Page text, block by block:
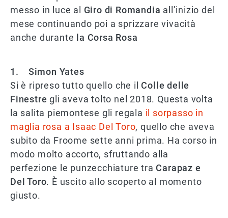
messo in luce al Giro di Romandia all’inizio del
mese continuando poi a sprizzare vivacità
anche durante la Corsa Rosa
1. Simon Yates
Si è ripreso tutto quello che il Colle delle
Finestre gli aveva tolto nel 2018. Questa volta
la salita piemontese gli regala il sorpasso in
maglia rosa a Isaac Del Toro, quello che aveva
subito da Froome sette anni prima. Ha corso in
modo molto accorto, sfruttando alla
perfezione le punzecchiature tra Carapaz e
Del Toro. È uscito allo scoperto al momento
giusto.